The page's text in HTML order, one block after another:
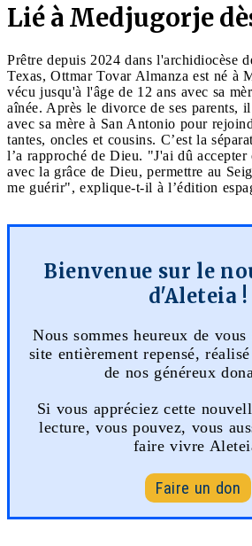
Lié à Medjugorje
Prêtre depuis 2024 dans l'archidiocèse
Texas, Ottmar Tovar Almanza est né à
vécu jusqu'à l'âge de 12 ans avec sa
aînée. Après le divorce de ses parents,
avec sa mère à San Antonio pour
tantes, oncles et cousins. C’est la
l’a rapproché de Dieu. "J'ai dû accepter
avec la grâce de Dieu, permettre au
me guérir", explique-t-il à l’édition
Bienvenue sur le
d'Aleteia !
Nous sommes heureux de
site entièrement repensé,
de nos généreux
Si vous appréciez cette
lecture, vous pouvez, vous
faire vivre
Faire un don